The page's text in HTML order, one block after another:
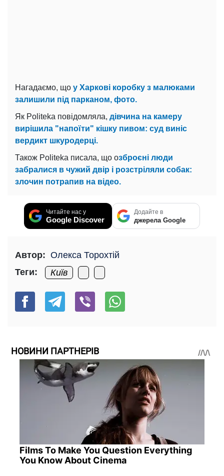
Нагадаємо, що у Харкові коробку з малюками
залишили під парканом, фото.
Як Politeka повідомляла, дівчина на камеру
вирішила "напоїти" кішку пивом: суд виніс
вердикт шкуродерці.
Також Politeka писала, що озброєні люди
забралися в чужий двір і розстріляли собак:
злочин потрапив на відео.
Читайте нас у
Google Discover
Додайте в
джерела Google
Автор: Олекса Торохтій
Теги:
Київ
НОВИНИ ПАРТНЕРІВ
Films To Make You Question Everything
You Know About Cinema